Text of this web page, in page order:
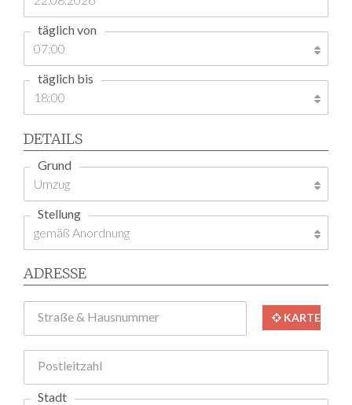
täglich von
täglich bis
DETAILS
Grund
Stellung
ADRESSE
Straße & Hausnummer KARTE
Postleitzahl
Stadt